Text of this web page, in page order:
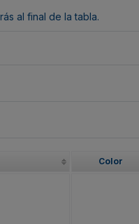
al final de la tabla.
Color